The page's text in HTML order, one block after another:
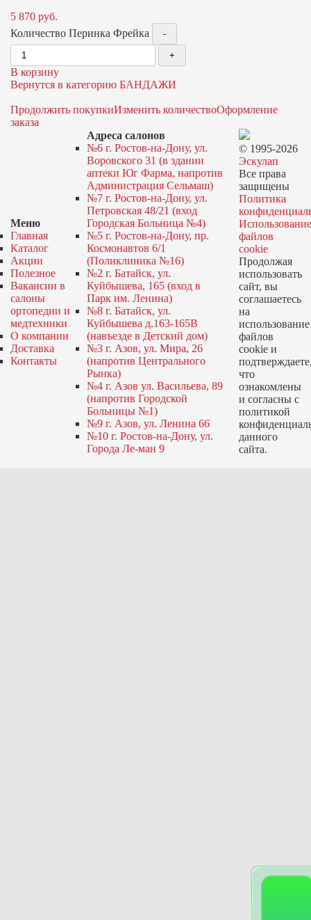
5 870 руб.
Количество Перинка Фрейка
В корзину
Вернутся в категорию БАНДАЖИ
Продолжить покупкиИзменить количествоОформление
заказа
Меню
Главная
Каталог
Акции
Полезное
Вакансии в
салоны
ортопедии и
медтехники
О компании
Доставка
Контакты
Адреса салонов
№6 г. Ростов-на-Дону, ул.
Воровского 31 (в здании
аптеки Юг Фарма, напротив
Администрация Сельмаш)
№7 г. Ростов-на-Дону, ул.
Петровская 48/21 (вход
Городская Больница №4)
№5 г. Ростов-на-Дону, пр.
Космонавтов 6/1
(Поликлиника №16)
№2 г. Батайск, ул.
Куйбышева, 165 (вход в
Парк им. Ленина)
№8 г. Батайск, ул.
Куйбышева д.163-165В
(навъезде в Детский дом)
№3 г. Азов, ул. Мира, 26
(напротив Центрального
Рынка)
№4 г. Азов ул. Васильева, 89
(напротив Городской
Больницы №1)
№9 г. Азов, ул. Ленина 66
№10 г. Ростов-на-Дону, ул.
Города Ле-ман 9
© 1995-2026
Эскулап
Все права
защищены
Политика
Использование
файлов
cookie
Продолжая
использовать
сайт, вы
соглашаетесь
на
использование
файлов
cookie и
что
ознакомлены
и согласны с
политикой
данного
сайта.